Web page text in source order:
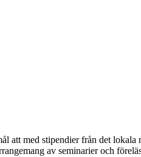
att med stipendier från det
av seminarier och